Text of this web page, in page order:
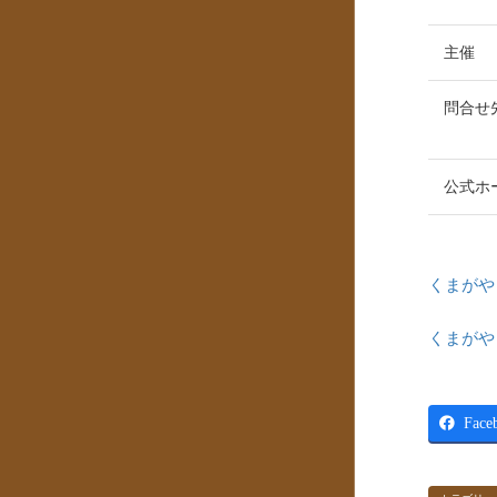
主催
問合せ
公式ホ
くまが
くまが